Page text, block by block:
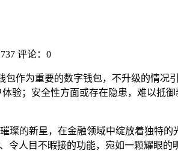
评论：0
作为重要的数字钱包，不升级的情况
验；安全性方面或存在隐患，难以抵
璨的新星，在金融领域中绽放着独特
人目不暇接的功能，宛如一颗耀眼的